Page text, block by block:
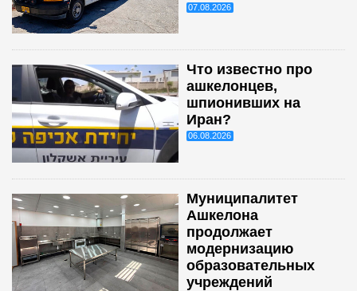
07.08.2026
Что известно про
ашкелонцев,
шпионивших на
Иран?
06.08.2026
Муниципалитет
Ашкелона
продолжает
модернизацию
образовательных
учреждений